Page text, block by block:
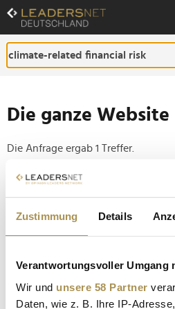
Zustimmung Details
Verantwortungsvoller Umgang
Wir und unsere 58 Partner
Daten, wie z. B. Ihre IP-
Zum
Inhalt
Zur
Fußzeilen-
Navigation
Die ganze
Die Anfrage ergab 1 Treffer.
Tipp
Seiten suchen, die genau diese
Klimawandel versucht
Milliardenhöhe